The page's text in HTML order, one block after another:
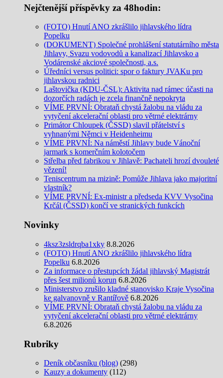
Nejčtenější příspěvky za 48hodin:
(FOTO) Hnutí ANO zkrášlilo jihlavského lídra
Popelku
(DOKUMENT) Společné prohlášení statutárního města
Jihlavy, Svazu vodovodů a kanalizací Jihlavsko a
Vodárenské akciové společnosti, a.s.
Úředníci versus politici: spor o faktury JVAKu pro
jihlavskou radnici
Laštovička (KDU-ČSL): Aktivita nad rámec účasti na
dozorčích radách je zcela finančně nepokryta
VÍME PRVNÍ: Obrataň chystá žalobu na vládu za
vytyčení akcelerační oblasti pro větrné elektrárny
Primátor Chloupek (ČSSD) slavil přátelství s
vyhnanými Němci v Heidenheimu
VÍME PRVNÍ: Na náměstí Jihlavy bude Vánoční
jarmark s komerčním kolotočem
Střelba před fabrikou v Jihlavě: Pachateli hrozí dvouleté
vězení!
Teniscentrum na mizině: Pomůže Jihlava jako majoritní
vlastník?
VÍME PRVNÍ: Ex-ministr a předseda KVV Vysočina
Krčál (ČSSD) končí ve stranických funkcích
Novinky
4ksz3zsldrqba1xky 8.8.2026
(FOTO) Hnutí ANO zkrášlilo jihlavského lídra
Popelku 6.8.2026
Za informace o přestupcích žádal jihlavský Magistrát
přes šest milionů korun 6.8.2026
Ministerstvo zrušilo kladné stanovisko Kraje Vysočina
ke galvanovně v Rantířově 6.8.2026
VÍME PRVNÍ: Obrataň chystá žalobu na vládu za
vytyčení akcelerační oblasti pro větrné elektrárny
6.8.2026
Rubriky
Deník občasníku (blog) (298)
Kauzy a dokumenty (112)